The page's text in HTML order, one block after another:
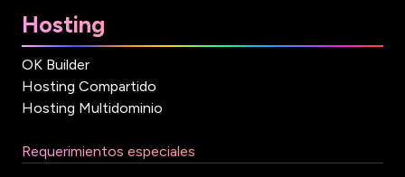
Hosting
OK Builder
Hosting Compartido
Hosting Multidominio
Requerimientos especiales